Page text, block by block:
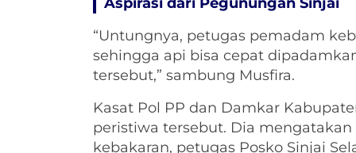
“Untungnya, petugas pemadam
sehingga api bisa cepat
tersebut,” sambung Musfira.
Kasat Pol PP dan Damkar
peristiwa tersebut. Dia
kebakaran, petugas Posko Sinjai